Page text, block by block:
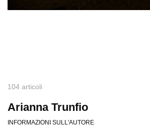
104 articoli
Arianna Trunfio
INFORMAZIONI SULL'AUTORE